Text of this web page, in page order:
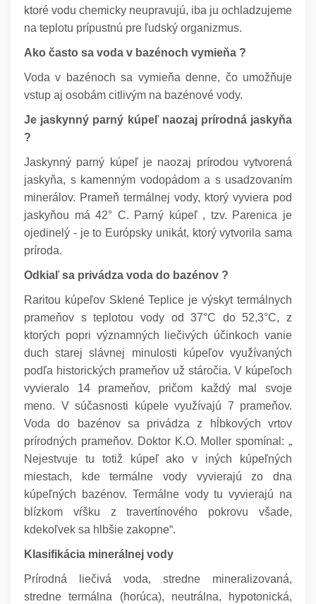
ktoré vodu chemicky neupravujú, iba ju ochladzujeme
na teplotu prípustnú pre ľudský organizmus.
Ako často sa voda v bazénoch vymieňa ?
Voda v bazénoch sa vymieňa denne, čo umožňuje
vstup aj osobám citlivým na bazénové vody.
Je jaskynný parný kúpeľ naozaj prírodná jaskyňa
?
Jaskynný parný kúpeľ je naozaj prírodou vytvorená
jaskyňa, s kamenným vodopádom a s usadzovaním
minerálov. Prameň termálnej vody, ktorý vyviera pod
jaskyňou má 42° C. Parný kúpeľ , tzv. Parenica je
ojedinelý - je to Európsky unikát, ktorý vytvorila sama
príroda.
Odkiaľ sa privádza voda do bazénov ?
Raritou kúpeľov Sklené Teplice je výskyt termálnych
prameňov s teplotou vody od 37°C do 52,3°C, z
ktorých popri významných liečivých účinkoch vanie
duch starej slávnej minulosti kúpeľov využívaných
podľa historických prameňov už stáročia. V kúpeľoch
vyvieralo 14 prameňov, pričom každý mal svoje
meno. V súčasnosti kúpele využívajú 7 prameňov.
Voda do bazénov sa privádza z hĺbkových vrtov
prírodných prameňov. Doktor K.O. Moller spomínal: „
Nejestvuje tu totiž kúpeľ ako v iných kúpeľných
miestach, kde termálne vody vyvierajú zo dna
kúpeľných bazénov. Termálne vody tu vyvierajú na
blízkom vŕšku z travertínového pokrovu všade,
kdekoľvek sa hlbšie zakopne“.
Klasifikácia minerálnej vody
Prírodná liečivá voda, stredne mineralizovaná,
stredne termálna (horúca), neutrálna, hypotonická,